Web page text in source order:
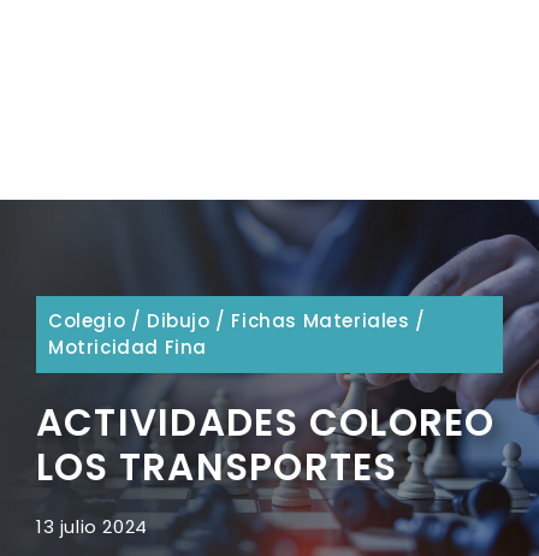
Colegio / Dibujo / Fichas Materiales /
Motricidad Fina
ACTIVIDADES COLOREO
LOS TRANSPORTES
13 julio 2024